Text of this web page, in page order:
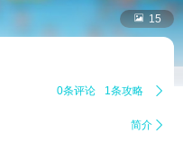
 15
0条评论 1条攻略 
简介 